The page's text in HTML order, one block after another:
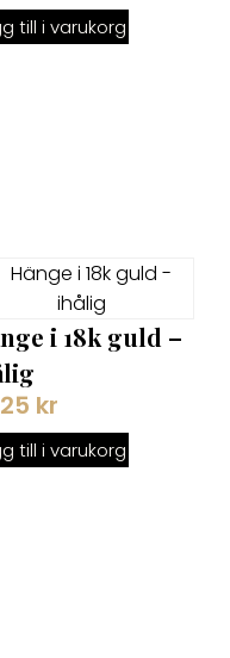
till i varukorg
i 18k guld –
kr
till i varukorg